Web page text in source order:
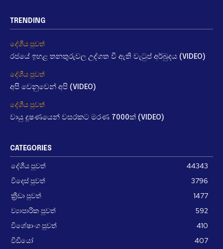
TRENDING
දේශීය පුවත්
රජයේ ඉහළ තනතුරුවල උද්ගත වී ඇති වැටුප් අර්බුදය (VIDEO)
දේශීය පුවත්
අපි වෙනුවෙන් අපි (VIDEO)
දේශීය පුවත්
වායු දූෂණයෙන් වසරකට මරණ 7000ක් (VIDEO)
CATEGORIES
දේශීය පුවත්
44343
විදෙස් පුවත්
3796
ක්‍රීඩා පුවත්
1477
ව්‍යාපාරික පුවත්
592
විශේෂාංග පුවත්
410
වීඩීයෝ
407